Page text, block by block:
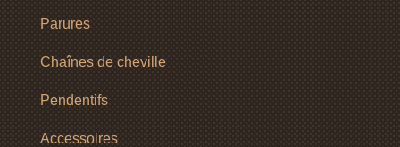
Parures
Chaînes de cheville
Pendentifs
Accessoires